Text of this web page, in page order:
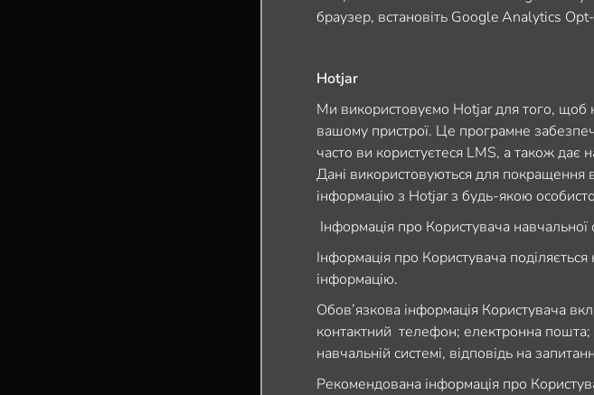
браузер, встановіть Google Analytics
Hotjar
Ми використовуємо Hotjar для того, щоб
вашому пристрої. Це програмне
часто ви користуєтеся LMS, а також дає
Дані використовуються для покращення
інформацію з Hotjar з будь-якою
Інформація про Користувача навчальної
Інформація про Користувача
інформацію.
Обов’язкова інформація Користувача
контактний телефон; електронна пошта;
навчальній системі, відповідь на
Рекомендована інформація про